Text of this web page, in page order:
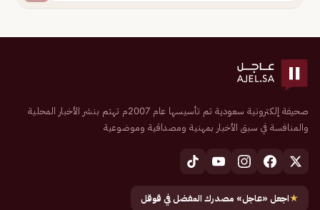
صحيفة إلكترونية سعودية تم تأسيسها عام 2007م تهتم بنشر الأخبار المحلية
والمنافسة في سبق الأخبار بمهنية ومصداقية وموضوعية
★اجعل «عاجل» مصدرك المفضل في قوقل